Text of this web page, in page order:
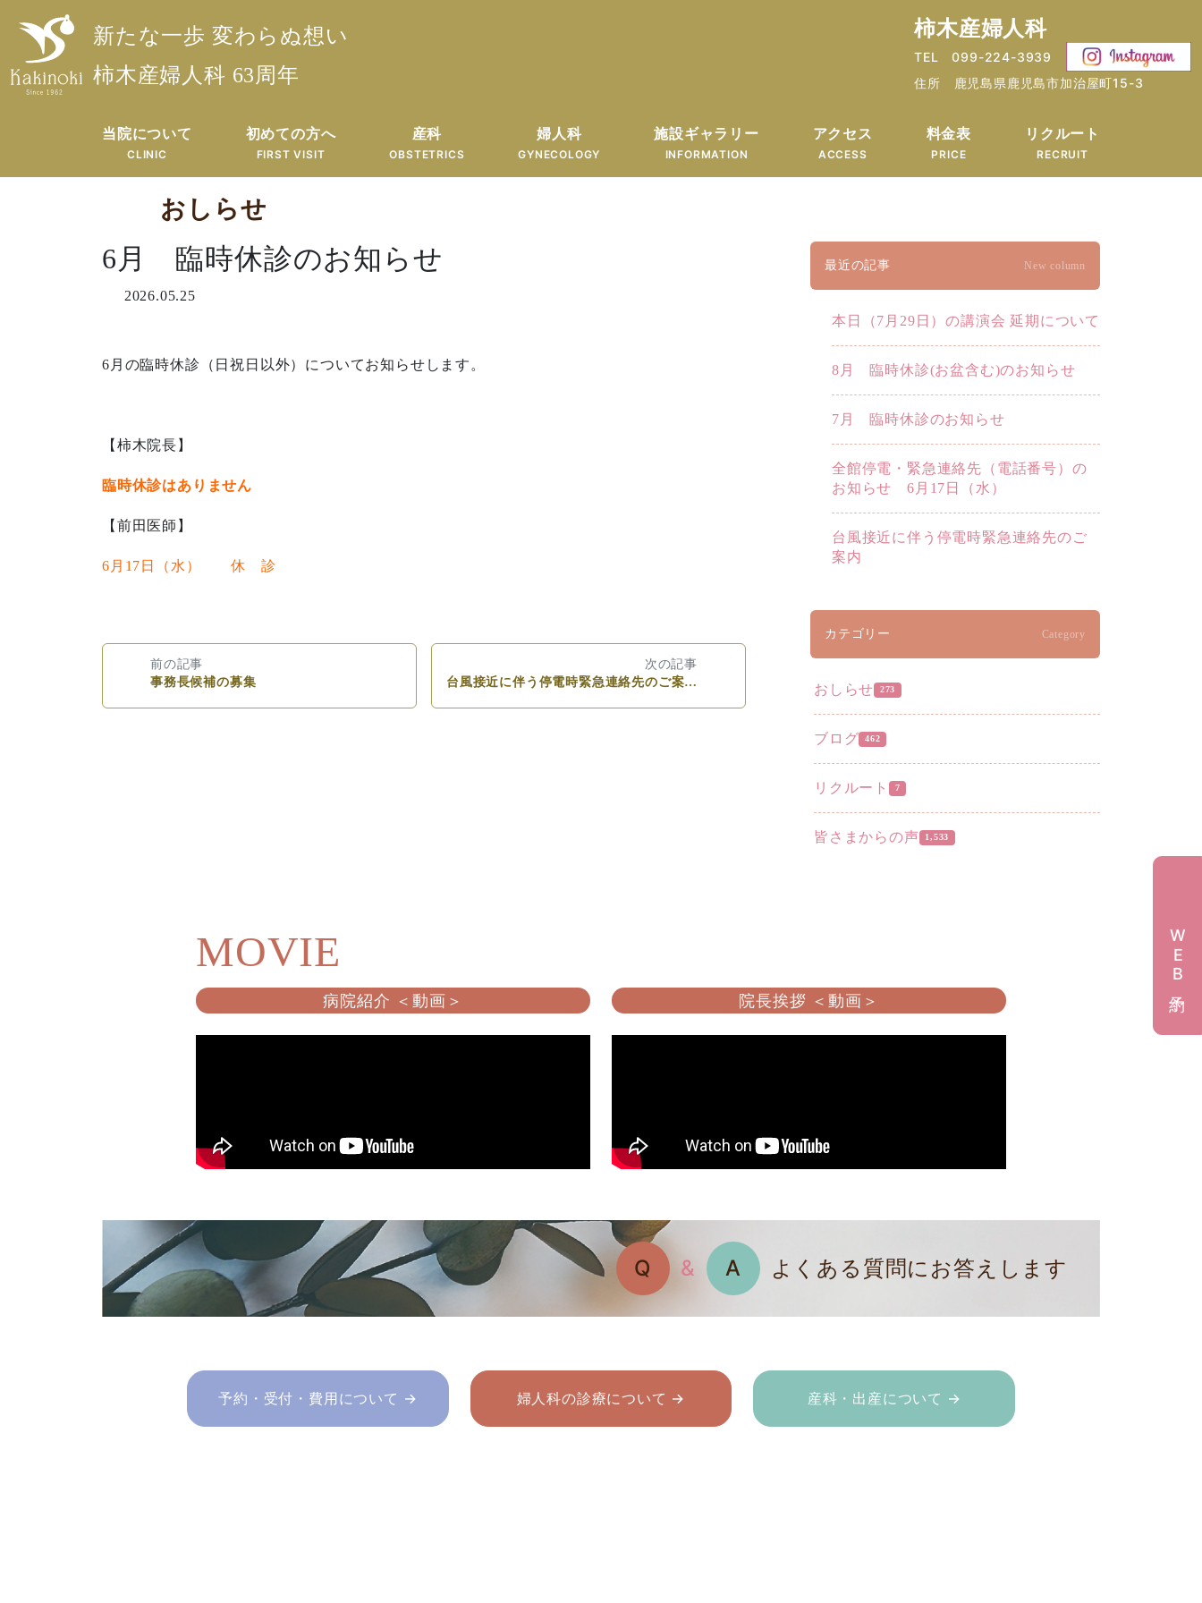
新たな一歩 変わらぬ想い
柿木産婦人科 63周年
柿木産婦人科
TEL 099-224-3939
住所 鹿児島県鹿児島市加治屋町15-3
当院について
CLINIC
初めての方へ
FIRST VISIT
産科
OBSTETRICS
婦人科
GYNECOLOGY
施設ギャラリー
INFORMATION
アクセス
ACCESS
料金表
PRICE
リクルート
RECRUIT
WEB予約
おしらせ
6月 臨時休診のお知らせ
2026.05.25
6月の臨時休診（日祝日以外）についてお知らせします。
【柿木院長】
臨時休診はありません
【前田医師】
6月17日（水） 休 診
前の記事
事務長候補の募集
次の記事
台風接近に伴う停電時緊急連絡先のご案内
最近の記事 New column
本日（7月29日）の講演会 延期について
8月 臨時休診(お盆含む)のお知らせ
7月 臨時休診のお知らせ
全館停電・緊急連絡先（電話番号）の
お知らせ 6月17日（水）
台風接近に伴う停電時緊急連絡先のご
案内
カテゴリー Category
おしらせ 273
ブログ 462
リクルート 7
皆さまからの声 1,533
MOVIE
病院紹介 ＜動画＞ 院長挨拶 ＜動画＞
Q & A よくある質問にお答えします
予約・受付・費用について → 婦人科の診療について → 産科・出産について →